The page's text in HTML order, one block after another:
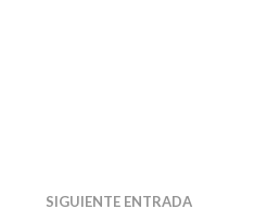
SIGUIENTE ENTRADA